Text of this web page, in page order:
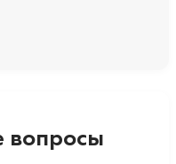
вопросы